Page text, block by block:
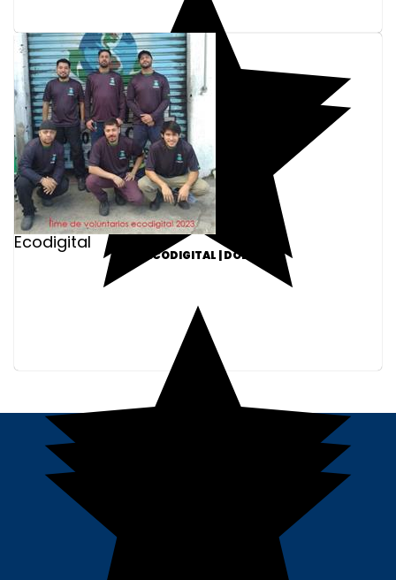
Ecodigital
ONG ECODIGITAL | DOE R$45